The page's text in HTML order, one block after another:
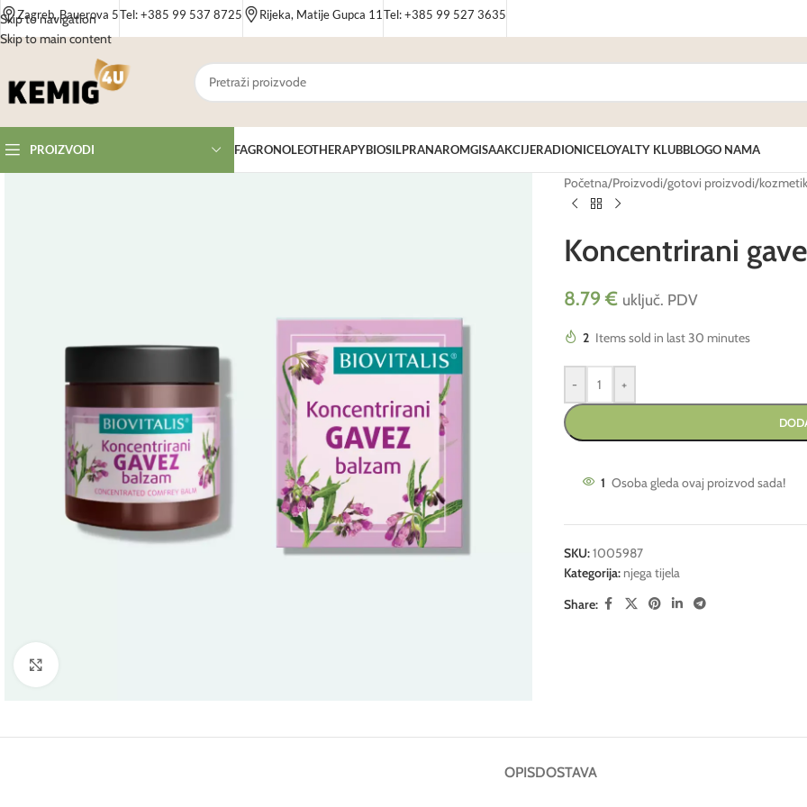
Skip to navigation
Skip to main content
Zagreb, Bauerova 5Tel: +385 99 537 8725 Rijeka, Matije Gupca 11 Tel: +385 99 527 3635
PROIZVODI FAGRONOLEOTHERAPYBIOSILPRANAROMGISAAKCIJERADIONICELOYALTY KLUBBLOGO NAMA
Početna/Proizvodi/gotovi proizvodi/
Koncentrirani
8.79€ uključ. PDV
2 Items sold in last 30 minutes
- +
1 Osoba gleda ovaj proizvod sada!
SKU:1005987
Kategorija: njega tijela
Share:
OPISDOSTAVA